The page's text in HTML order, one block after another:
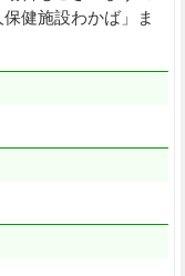
健施設わかば」ま